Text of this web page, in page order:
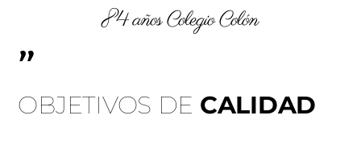
84 años Colegio Colón
"
OBJETIVOS DE CALIDAD